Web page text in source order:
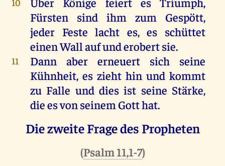
Fürsten sind ihm zum Gespött,
jeder Feste lacht es, es schüttet
einen Wall auf und erobert sie.
11
Dann aber erneuert sich seine
Kühnheit, es zieht hin und kommt
zu Falle und dies ist seine Stärke,
die es von seinem Gott hat.
Die zweite Frage des Propheten
(Psalm 11,1-7)